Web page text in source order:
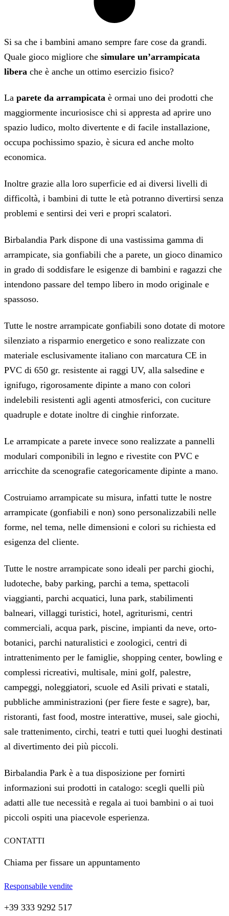
Si sa che i bambini amano sempre fare cose da grandi.
Quale gioco migliore che simulare un’arrampicata
libera che è anche un ottimo esercizio fisico?
La parete da arrampicata è ormai uno dei prodotti che
maggiormente incuriosisce chi si appresta ad aprire uno
spazio ludico, molto divertente e di facile installazione,
occupa pochissimo spazio, è sicura ed anche molto
economica.
Inoltre grazie alla loro superficie ed ai diversi livelli di
difficoltà, i bambini di tutte le età potranno divertirsi senza
problemi e sentirsi dei veri e propri scalatori.
Birbalandia Park dispone di una vastissima gamma di
arrampicate, sia gonfiabili che a parete, un gioco dinamico
in grado di soddisfare le esigenze di bambini e ragazzi che
intendono passare del tempo libero in modo originale e
spassoso.
Tutte le nostre arrampicate gonfiabili sono dotate di motore
silenziato a risparmio energetico e sono realizzate con
materiale esclusivamente italiano con marcatura CE in
PVC di 650 gr. resistente ai raggi UV, alla salsedine e
ignifugo, rigorosamente dipinte a mano con colori
indelebili resistenti agli agenti atmosferici, con cuciture
quadruple e dotate inoltre di cinghie rinforzate.
Le arrampicate a parete invece sono realizzate a pannelli
modulari componibili in legno e rivestite con PVC e
arricchite da scenografie categoricamente dipinte a mano.
Costruiamo arrampicate su misura, infatti tutte le nostre
arrampicate (gonfiabili e non) sono personalizzabili nelle
forme, nel tema, nelle dimensioni e colori su richiesta ed
esigenza del cliente.
Tutte le nostre arrampicate sono ideali per parchi giochi,
ludoteche, baby parking, parchi a tema, spettacoli
viaggianti, parchi acquatici, luna park, stabilimenti
balneari, villaggi turistici, hotel, agriturismi, centri
commerciali, acqua park, piscine, impianti da neve, orto-
botanici, parchi naturalistici e zoologici, centri di
intrattenimento per le famiglie, shopping center, bowling e
complessi ricreativi, multisale, mini golf, palestre,
campeggi, noleggiatori, scuole ed Asili privati e statali,
pubbliche amministrazioni (per fiere feste e sagre), bar,
ristoranti, fast food, mostre interattive, musei, sale giochi,
sale trattenimento, circhi, teatri e tutti quei luoghi destinati
al divertimento dei più piccoli.
Birbalandia Park è a tua disposizione per fornirti
informazioni sui prodotti in catalogo: scegli quelli più
adatti alle tue necessità e regala ai tuoi bambini o ai tuoi
piccoli ospiti una piacevole esperienza.
CONTATTI
Chiama per fissare un appuntamento
Responsabile vendite
+39 333 9292 517